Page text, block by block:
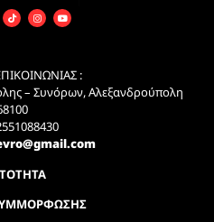
:
– Συνόρων, Αλεξανδρούπολη